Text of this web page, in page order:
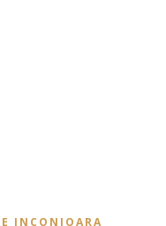
INCONJOARA